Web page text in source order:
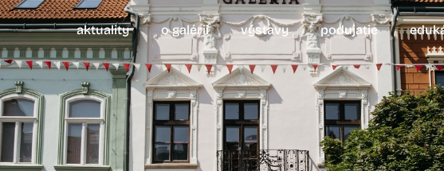
aktuality o galérii výstavy podujatie